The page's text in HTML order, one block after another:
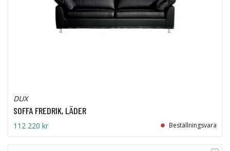
DUX
SOFFA FREDRIK, LÄDER
112 220 kr Beställningsvara